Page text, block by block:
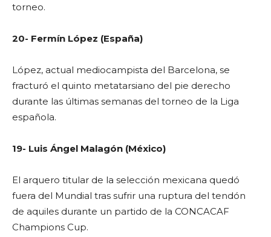
torneo.
20- Fermín López (España)
López, actual mediocampista del Barcelona, se
fracturó el quinto metatarsiano del pie derecho
durante las últimas semanas del torneo de la Liga
española.
19- Luis Ángel Malagón (México)
El arquero titular de la selección mexicana quedó
fuera del Mundial tras sufrir una ruptura del tendón
de aquiles durante un partido de la CONCACAF
Champions Cup.